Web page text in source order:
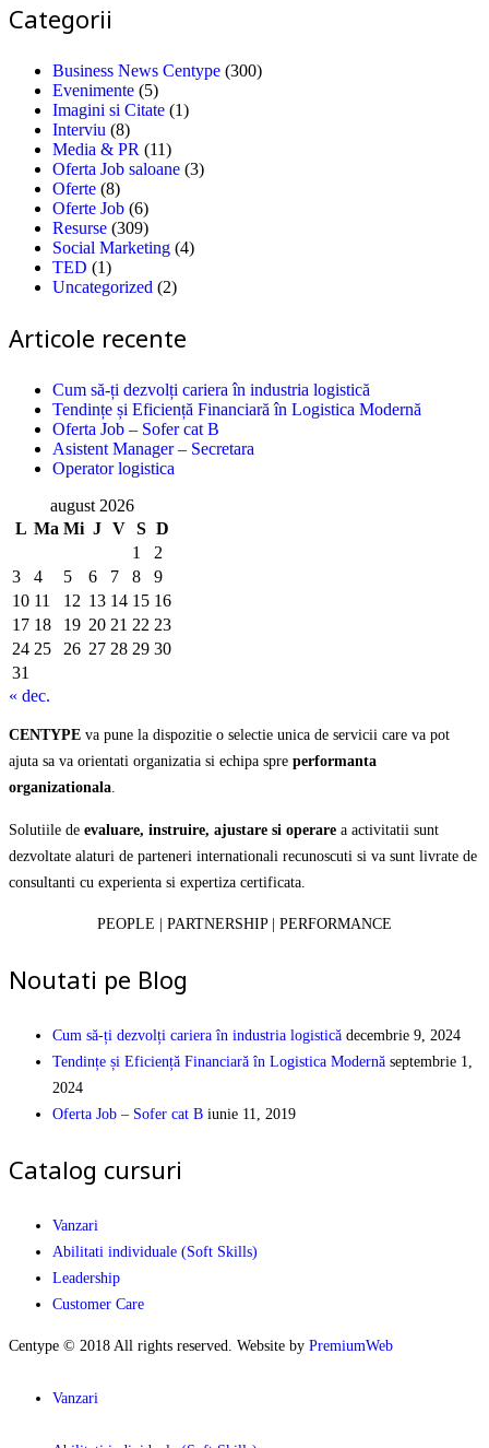
Categorii
Business News Centype (300)
Evenimente (5)
Imagini si Citate (1)
Interviu (8)
Media & PR (11)
Oferta Job saloane (3)
Oferte (8)
Oferte Job (6)
Resurse (309)
Social Marketing (4)
TED (1)
Uncategorized (2)
Articole recente
Cum să-ți dezvolți cariera în industria logistică
Tendințe și Eficiență Financiară în Logistica Modernă
Oferta Job – Sofer cat B
Asistent Manager – Secretara
Operator logistica
august 2026
L Ma Mi J V S D
1
2
3
4 5 6 7 8
9
10 11 12 13 14 15 16
17 18 19 20 21 22 23
24 25 26 27 28 29 30
31
« dec.
CENTYPE va pune la dispozitie o selectie unica de servicii care va pot
ajuta sa va orientati organizatia si echipa spre performanta
organizationala.
Solutiile de evaluare, instruire, ajustare si operare a activitatii sunt
dezvoltate alaturi de parteneri internationali recunoscuti si va sunt livrate de
consultanti cu experienta si expertiza certificata.
PEOPLE | PARTNERSHIP | PERFORMANCE
Noutati pe Blog
Cum să-ți dezvolți cariera în industria logistică decembrie 9, 2024
Tendințe și Eficiență Financiară în Logistica Modernă septembrie 1,
2024
Oferta Job – Sofer cat B iunie 11, 2019
Catalog cursuri
Vanzari
Abilitati individuale (Soft Skills)
Leadership
Customer Care
Centype © 2018 All rights reserved. Website by PremiumWeb
Vanzari